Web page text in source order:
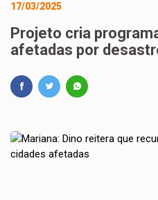
17/03/2025
Projeto cria
afetadas por